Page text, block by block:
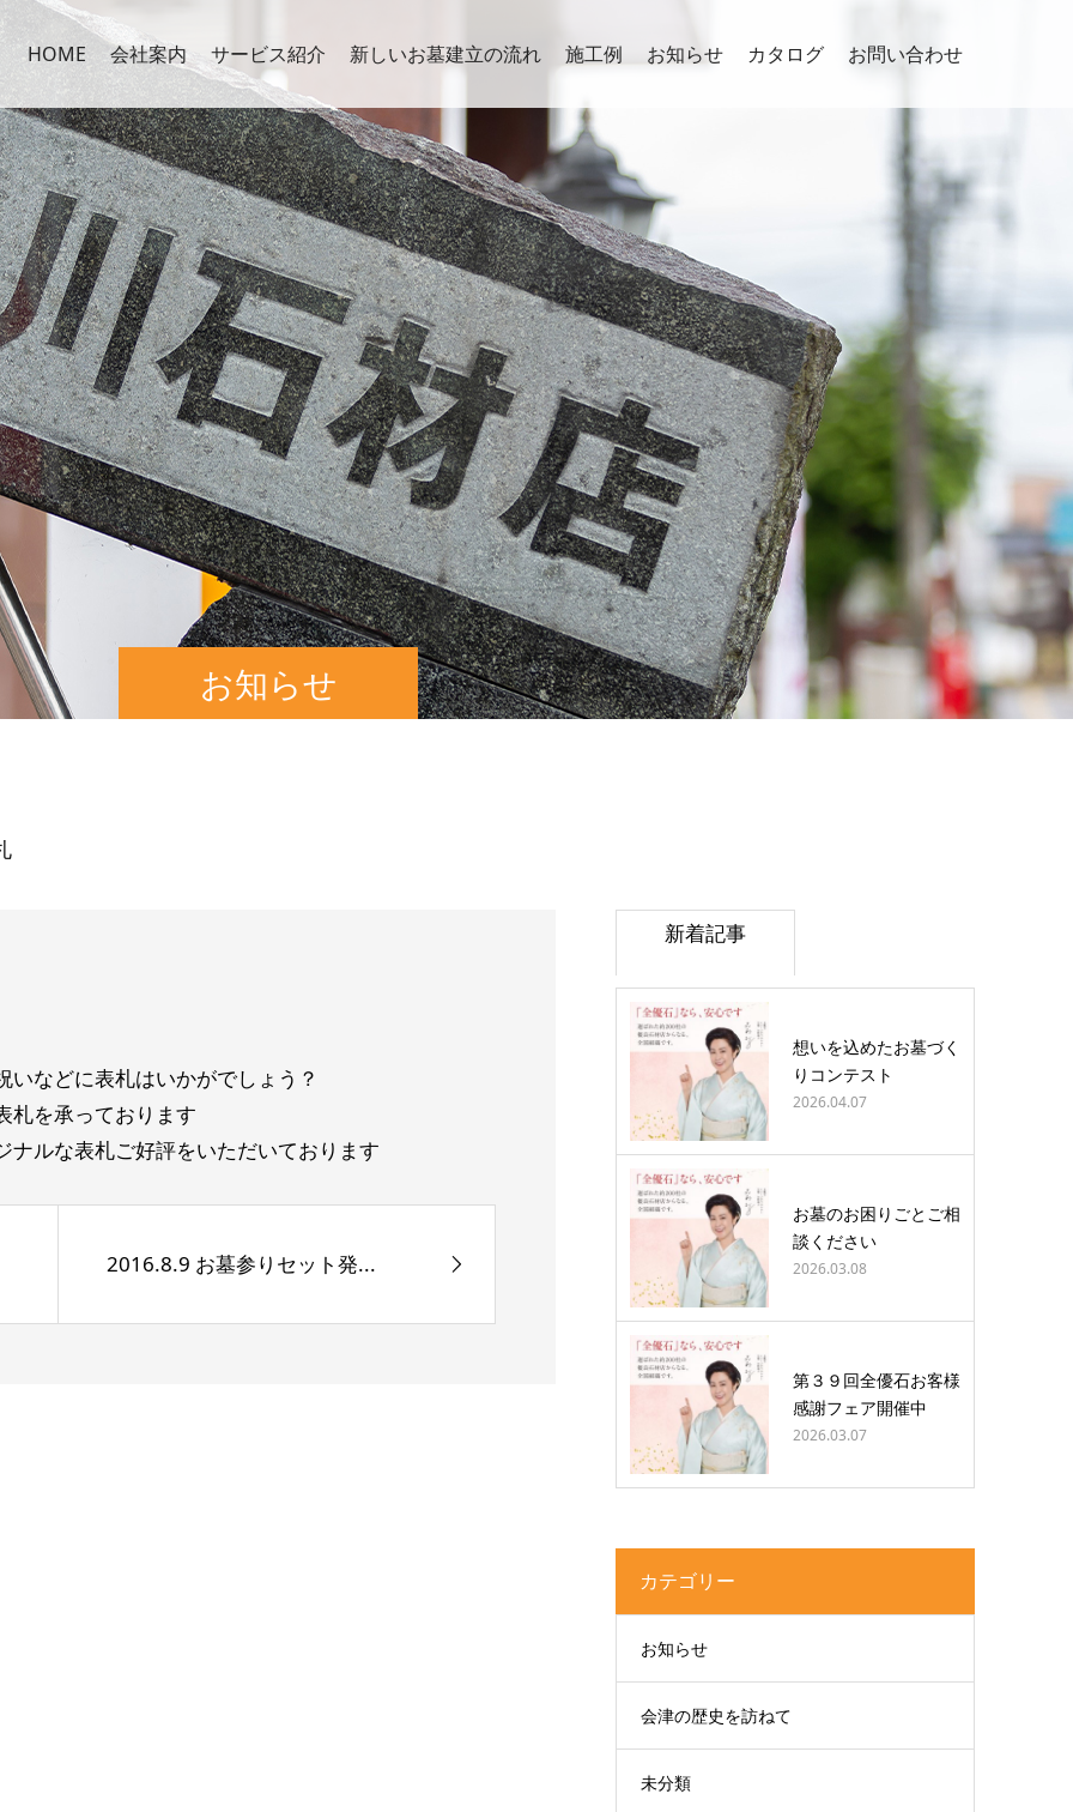
HOME 会社案内 サービス紹介 新しいお墓建立の流れ 施工例 お知らせ カタログ お問い合わせ
お知らせ
いなどに表札はいかがでしょう？
札を承っております
ナルな表札ご好評をいただいております
2016.8.9 お墓参りセット発...
新着記事
想いを込めたお墓づく
りコンテスト
2026.04.07
お墓のお困りごとご相
談ください
2026.03.08
第３９回全優石お客様
感謝フェア開催中
2026.03.07
カテゴリー
お知らせ
会津の歴史を訪ねて
未分類